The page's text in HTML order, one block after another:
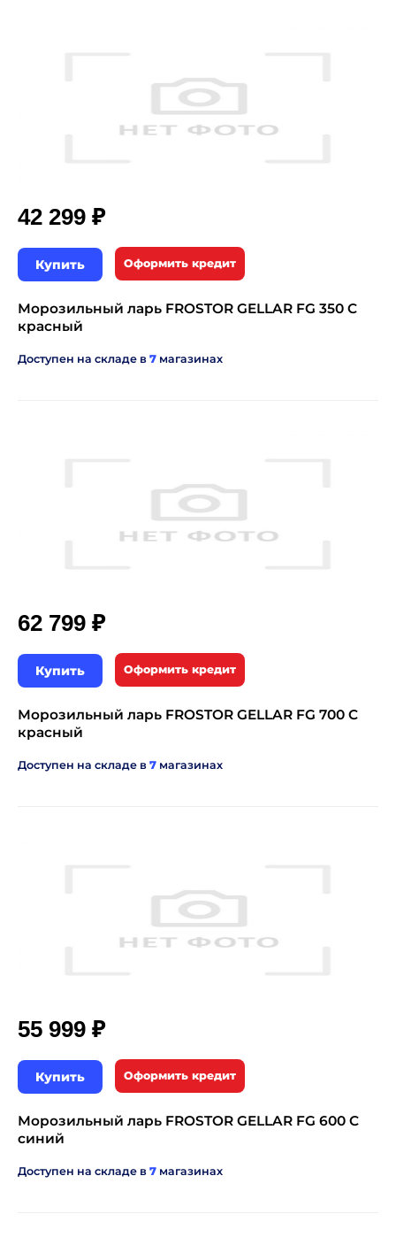
42 299 ₽
Купить Оформить кредит
Морозильный ларь FROSTOR GELLAR FG 350 C
красный
Доступен на складе в 7 магазинах
62 799 ₽
Купить Оформить кредит
Морозильный ларь FROSTOR GELLAR FG 700 C
красный
Доступен на складе в 7 магазинах
55 999 ₽
Купить Оформить кредит
Морозильный ларь FROSTOR GELLAR FG 600 C
синий
Доступен на складе в 7 магазинах